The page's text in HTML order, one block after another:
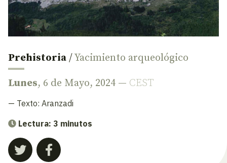
Prehistoria /Yacimiento arqueológico
Lunes, 6 de Mayo, 2024 — CEST
— Texto: Aranzadi
Lectura: 3 minutos